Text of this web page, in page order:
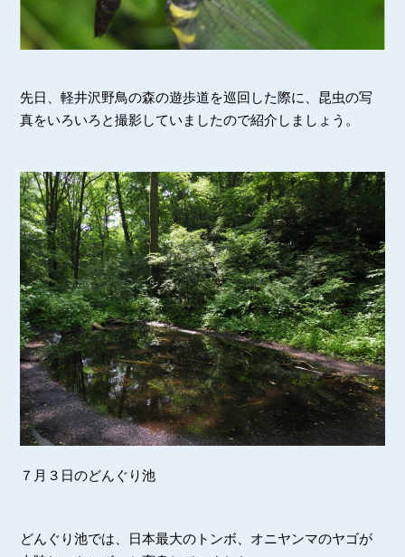
先日、軽井沢野鳥の森の遊歩道を巡回した際に、昆虫の写
真をいろいろと撮影していましたので紹介しましょう。
７月３日のどんぐり池
どんぐり池では、日本最大のトンボ、オニヤンマのヤゴが